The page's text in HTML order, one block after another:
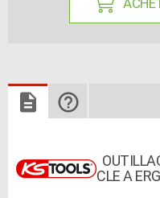
CLE A